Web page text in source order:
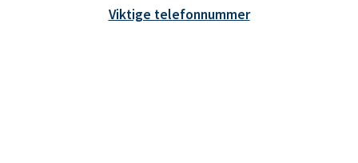
Viktige telefonnummer